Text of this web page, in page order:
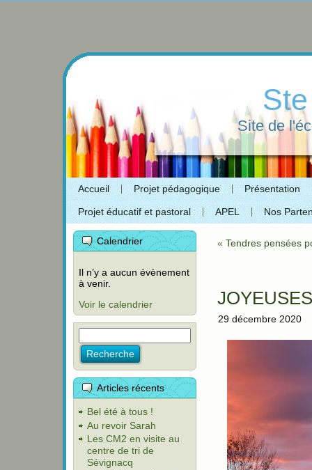
Site de
Accueil Projet pédagogique Présentation
Projet éducatif et pastoral APEL Nos
Calendrier
Il n’y a aucun évènement
à venir.
Voir le calendrier
Articles récents
Bel été à tous !
Au revoir Sarah
Les CM2 en visite au
centre de tri de
Sévignacq
« Tendres pensées
29 décembre 2020